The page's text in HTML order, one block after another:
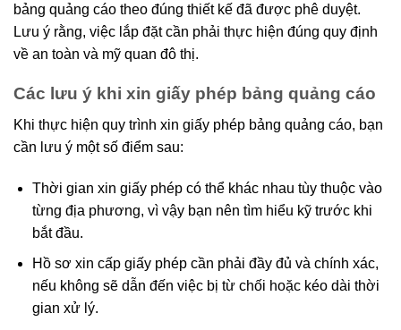
bảng quảng cáo theo đúng thiết kế đã được phê duyệt.
Lưu ý rằng, việc lắp đặt cần phải thực hiện đúng quy định
về an toàn và mỹ quan đô thị.
Các lưu ý khi xin giấy phép bảng quảng cáo
Khi thực hiện quy trình xin giấy phép bảng quảng cáo, bạn
cần lưu ý một số điểm sau:
Thời gian xin giấy phép có thể khác nhau tùy thuộc vào
từng địa phương, vì vậy bạn nên tìm hiểu kỹ trước khi
bắt đầu.
Hồ sơ xin cấp giấy phép cần phải đầy đủ và chính xác,
nếu không sẽ dẫn đến việc bị từ chối hoặc kéo dài thời
gian xử lý.